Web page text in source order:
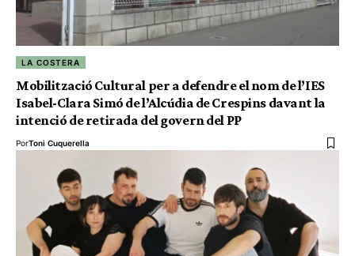
LA COSTERA
Mobilització Cultural per a defendre el nom de l’IES
Isabel-Clara Simó de l’Alcúdia de Crespins davant la
intenció de retirada del govern del PP
PorToni Cuquerella